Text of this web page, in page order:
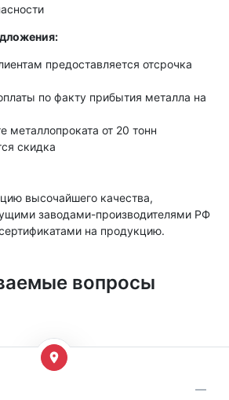
предоставляется отсрочка
по факту прибытия металла на
металлопроката от 20 тонн
скидка
высочайшего качества,
заводами-производителями РФ
на продукцию.
вопросы